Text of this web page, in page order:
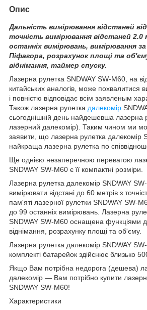
Опис
Дальність вимірювання відстаней
точність вимірювання відстаней
останніх вимірювань, вимірювання
Піфагора, розрахунок площі та
віднімання, таймер спуску.
Лазерна рулетка SNDWAY SW-M60, на
китайських аналогів, може похвалитися
і повністю відповідає всім заявленым
Також лазерна рулетка далекомір
сьогоднішній день найдешевша лазерна
лазерний далекомір). Таким чином ми
заявити, що лазерна рулетка далекомір
найкраща лазерна рулетка по
Ще однією незаперечною перевагою
SNDWAY SW-M60 є її компактні розміри.
Лазерна рулетка далекомір SNDWAY
вимірювати відстані до 60 метрів з
пам'яті лазерної рулетки SNDWAY SW-
до 99 останніх вимірювань. Лазерна
SNDWAY SW-M60 оснащена функціями
віднімання, розрахунку площі та об'єму.
Лазерна рулетка далекомір SNDWAY
комплекті батарейок здійснює близько
Якщо Вам потрібна недорога (дешева)
далекомір — Вам потрібно купити
SNDWAY SW-M60!
Характеристики